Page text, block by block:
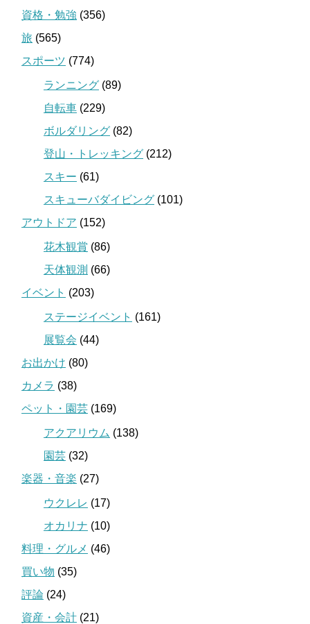
資格・勉強 (356)
旅 (565)
スポーツ (774)
ランニング (89)
自転車 (229)
ボルダリング (82)
登山・トレッキング (212)
スキー (61)
スキューバダイビング (101)
アウトドア (152)
花木観賞 (86)
天体観測 (66)
イベント (203)
ステージイベント (161)
展覧会 (44)
お出かけ (80)
カメラ (38)
ペット・園芸 (169)
アクアリウム (138)
園芸 (32)
楽器・音楽 (27)
ウクレレ (17)
オカリナ (10)
料理・グルメ (46)
買い物 (35)
評論 (24)
資産・会計 (21)